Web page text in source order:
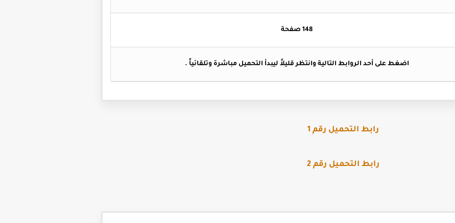
148 صفحة
اضغطعلى أحد الروابط التالية وانتظر قليلاً ليبدأ التحميل مباشرة وتلقائياً .
رابط التحميل رقم 1
رابط التحميل رقم 2